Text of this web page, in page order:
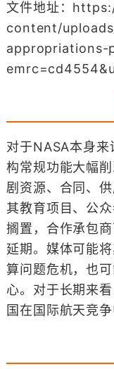
文件地址：
content/
appropriations-
对于NASA本身
构常规功能大幅
剧资源、合同、
其教育项目、公
搁置，合作承包
延期。媒体可能
算问题危机，也
心。对于长期来
国在国际航天竞